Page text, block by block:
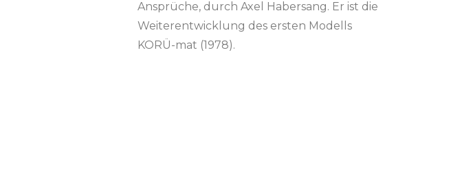
Ansprüche, durch Axel Habersang. Er ist die
Weiterentwicklung des ersten Modells
KORÜ-mat (1978).